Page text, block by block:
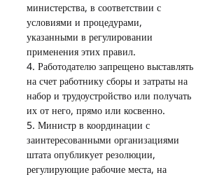
министерства, в соответствии с
условиями и процедурами,
указанными в регулировании
применения этих правил.
4. Работодателю запрещено выставлять
на счет работнику сборы и затраты на
набор и трудоустройство или получать
их от него, прямо или косвенно.
5. Министр в координации с
заинтересованными организациями
штата опубликует резолюции,
регулирующие рабочие места, на